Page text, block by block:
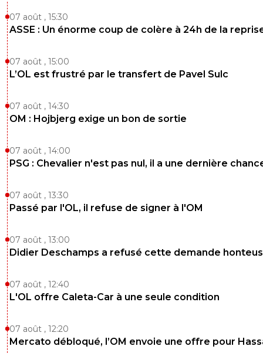
07 août , 15:30
ASSE : Un énorme coup de colère à 24h de la
07 août , 15:00
L’OL est frustré par le transfert de Pavel Sulc
07 août , 14:30
OM : Hojbjerg exige un bon de sortie
07 août , 14:00
PSG : Chevalier n'est pas nul, il a une dernière
07 août , 13:30
Passé par l'OL, il refuse de signer à l'OM
07 août , 13:00
Didier Deschamps a refusé cette demande
07 août , 12:40
L'OL offre Caleta-Car à une seule condition
07 août , 12:20
Mercato débloqué, l’OM envoie une offre pour